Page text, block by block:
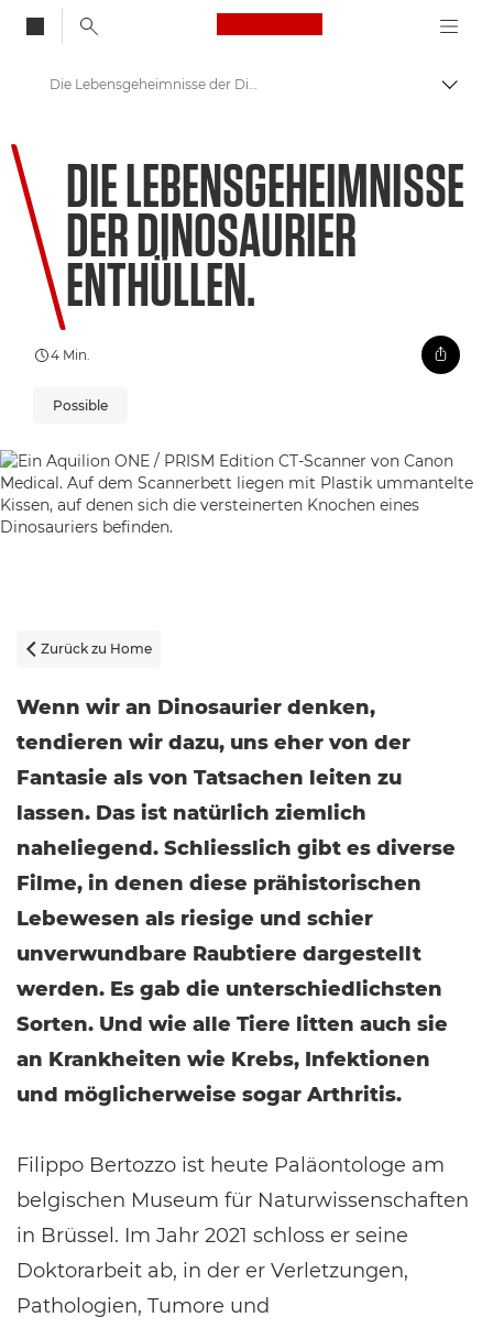
Canon Logo, back
Auf
Willkommen bei VIEW
Die Lebensgeheimnisse der Dinosaurier enthüllen.
DIE LEBENSGEHEIMNISSE
DER DINOSAURIER
ENTHÜLLEN.
4 Min.
Possible
 Zurück zu Home
Wenn wir an Dinosaurier denken,
tendieren wir dazu, uns eher von der
Fantasie als von Tatsachen leiten zu
lassen. Das ist natürlich ziemlich
naheliegend. Schliesslich gibt es diverse
Filme, in denen diese prähistorischen
Lebewesen als riesige und schier
unverwundbare Raubtiere dargestellt
werden. Es gab die unterschiedlichsten
Sorten. Und wie alle Tiere litten auch sie
an Krankheiten wie Krebs, Infektionen
und möglicherweise sogar Arthritis.
Filippo Bertozzo ist heute Paläontologe am
belgischen Museum für Naturwissenschaften
in Brüssel. Im Jahr 2021 schloss er seine
Doktorarbeit ab, in der er Verletzungen,
Pathologien, Tumore und